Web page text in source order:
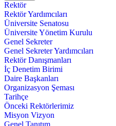
Rektör
Rektör Yardımcıları
Üniversite Senatosu
Üniversite Yönetim Kurulu
Genel Sekreter
Genel Sekreter Yardımcıları
Rektör Danışmanları
İç Denetim Birimi
Daire Başkanları
Organizasyon Şeması
Tarihçe
Önceki Rektörlerimiz
Misyon Vizyon